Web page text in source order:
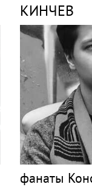
КИНЧЕВ
фанаты